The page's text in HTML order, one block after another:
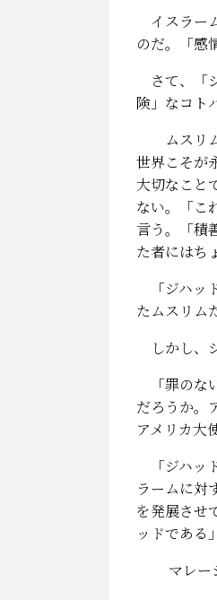
イスラー
のだ。「感
さて、「
険」なコト
ムスリム
世界こそが
大切なこと
ない。「こ
言う。「積
た者にはち
「ジハッ
たムスリム
しかし、
「罪のな
だろうか。
アメリカ大
「ジハッ
ラームに対
を発展させ
ッドである」
マレーシ